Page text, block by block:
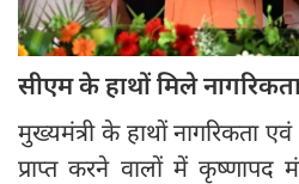
सीएम के हाथों मिले
मुख्यमंत्री के हाथों नागरिकता
प्राप्त करने वालों में कृष्णापद